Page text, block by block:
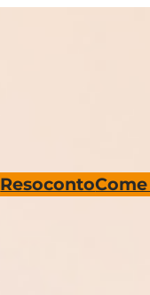
Resoconto